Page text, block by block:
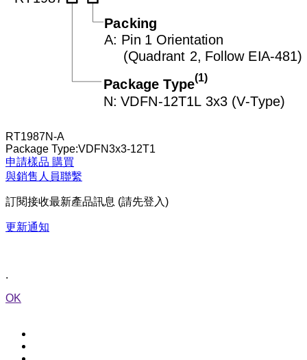
RT1987N-A
Package Type:VDFN3x3-12T1
申請樣品 購買
與銷售人員聯繫
訂閱接收最新產品訊息 (請先登入)
更新通知
.
OK